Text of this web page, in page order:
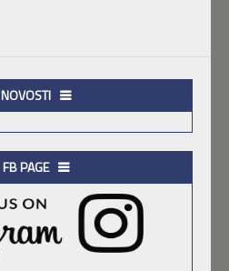
NOVOSTI
FB PAGE